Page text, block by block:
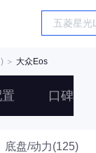
＞ 大众Eos
口碑
底盘/动力(125)